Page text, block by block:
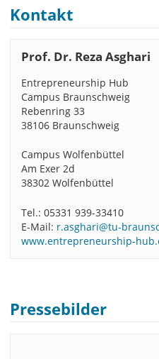
Kontakt
Prof. Dr. Reza Asghari
Entrepreneurship Hub
Campus Braunschweig
Rebenring 33
38106 Braunschweig
Campus Wolfenbüttel
Am Exer 2d
38302 Wolfenbüttel
Tel.: 05331 939-33410
E-Mail: r.asghari@tu-
www.entrepreneurship-
Pressebilder